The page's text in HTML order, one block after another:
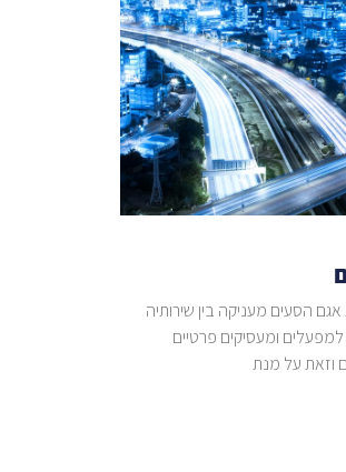
הסעים מעניקה בין שירותיה
ומעסיקים פרטיים
וזאת על מנת